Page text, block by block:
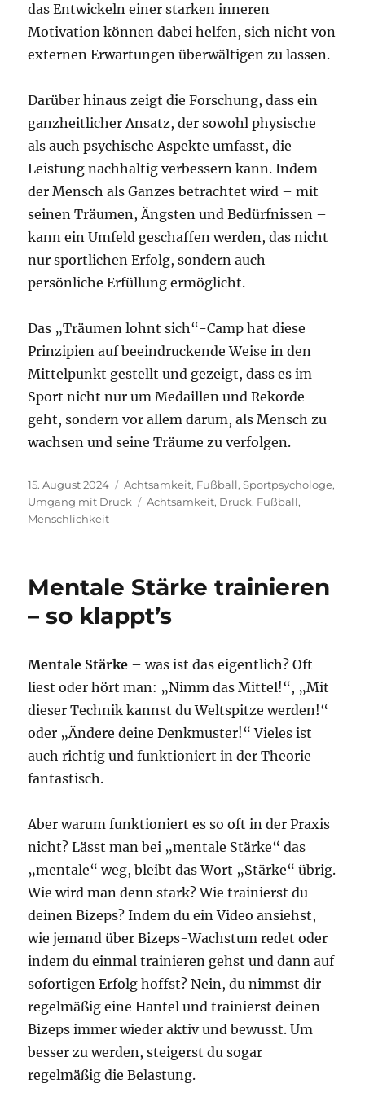
das Entwickeln einer starken inneren
Motivation können dabei helfen, sich nicht von
externen Erwartungen überwältigen zu lassen.
Darüber hinaus zeigt die Forschung, dass ein
ganzheitlicher Ansatz, der sowohl physische
als auch psychische Aspekte umfasst, die
Leistung nachhaltig verbessern kann. Indem
der Mensch als Ganzes betrachtet wird – mit
seinen Träumen, Ängsten und Bedürfnissen –
kann ein Umfeld geschaffen werden, das nicht
nur sportlichen Erfolg, sondern auch
persönliche Erfüllung ermöglicht.
Das „Träumen lohnt sich“-Camp hat diese
Prinzipien auf beeindruckende Weise in den
Mittelpunkt gestellt und gezeigt, dass es im
Sport nicht nur um Medaillen und Rekorde
geht, sondern vor allem darum, als Mensch zu
wachsen und seine Träume zu verfolgen.
Veröffentlicht
am
15. August 2024 Kategorien
Achtsamkeit, Fußball,Sportpsychologe,
Umgang mit Druck
Schlagwörter
Achtsamkeit, Druck, Fußball,
Menschlichkeit
Mentale Stärke trainieren
– so klappt’s
Mentale Stärke – was ist das eigentlich? Oft
liest oder hört man: „Nimm das Mittel!“, „Mit
dieser Technik kannst du Weltspitze werden!“
oder „Ändere deine Denkmuster!“ Vieles ist
auch richtig und funktioniert in der Theorie
fantastisch.
Aber warum funktioniert es so oft in der Praxis
nicht? Lässt man bei „mentale Stärke“ das
„mentale“ weg, bleibt das Wort „Stärke“ übrig.
Wie wird man denn stark? Wie trainierst du
deinen Bizeps? Indem du ein Video ansiehst,
wie jemand über Bizeps-Wachstum redet oder
indem du einmal trainieren gehst und dann auf
sofortigen Erfolg hoffst? Nein, du nimmst dir
regelmäßig eine Hantel und trainierst deinen
Bizeps immer wieder aktiv und bewusst. Um
besser zu werden, steigerst du sogar
regelmäßig die Belastung.